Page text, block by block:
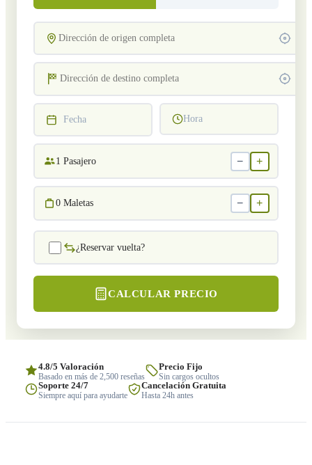
Fecha Hora
1 Pasajero − +
0 Maletas − +
¿Reservar vuelta?
CALCULAR PRECIO
4.8/5 Valoración
Basado en más de 2,500 reseñas
Precio Fijo
Sin cargos ocultos
Soporte 24/7
Siempre aquí para ayudarte
Cancelación Gratuita
Hasta 24h antes